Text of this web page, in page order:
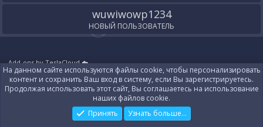
wuwiwowp1234
НОВЫЙ ПОЛЬЗОВАТЕЛЬ
Add-ons by TeslaCloud ☁️
Локализация отXenForo.Info
Контакты
На данном сайте используются файлы cookie, чтобы персонализировать
контент и сохранить Ваш вход в систему, если Вы зарегистрируетесь.
Продолжая использовать этот сайт, Вы соглашаетесь на использование
наших файлов cookie.
Принять
Узнать больше...